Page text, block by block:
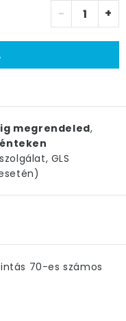
- +
megrendeled,
GLS
70-es számos